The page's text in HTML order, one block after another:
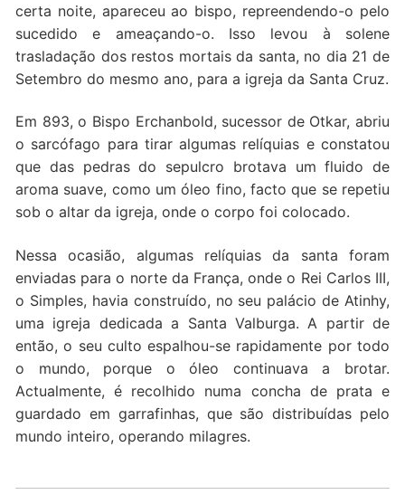
certa noite, apareceu ao bispo, repreendendo-o pelo
sucedido e ameaçando-o. Isso levou à solene
trasladação dos restos mortais da santa, no dia 21 de
Setembro do mesmo ano, para a igreja da Santa Cruz.
Em 893, o Bispo Erchanbold, sucessor de Otkar, abriu
o sarcófago para tirar algumas relíquias e constatou
que das pedras do sepulcro brotava um fluido de
aroma suave, como um óleo fino, facto que se repetiu
sob o altar da igreja, onde o corpo foi colocado.
Nessa ocasião, algumas relíquias da santa foram
enviadas para o norte da França, onde o Rei Carlos III,
o Simples, havia construído, no seu palácio de Atinhy,
uma igreja dedicada a Santa Valburga. A partir de
então, o seu culto espalhou-se rapidamente por todo
o mundo, porque o óleo continuava a brotar.
Actualmente, é recolhido numa concha de prata e
guardado em garrafinhas, que são distribuídas pelo
mundo inteiro, operando milagres.